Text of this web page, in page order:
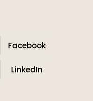
Facebook
LinkedIn